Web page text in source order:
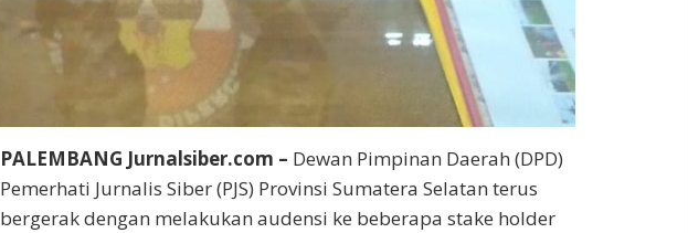
PALEMBANG Jurnalsiber.com – Dewan Pimpinan Daerah (DPD)
Pemerhati Jurnalis Siber (PJS) Provinsi Sumatera Selatan terus
bergerak dengan melakukan audensi ke beberapa stake holder